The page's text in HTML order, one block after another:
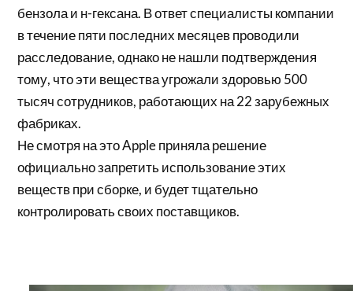
бензола и н-гексана. В ответ специалисты компании
в течение пяти последних месяцев проводили
расследование, однако не нашли подтверждения
тому, что эти вещества угрожали здоровью 500
тысяч сотрудников, работающих на 22 зарубежных
фабриках.
Не смотря на это Apple приняла решение
официально запретить использование этих
веществ при сборке, и будет тщательно
контролировать своих поставщиков.